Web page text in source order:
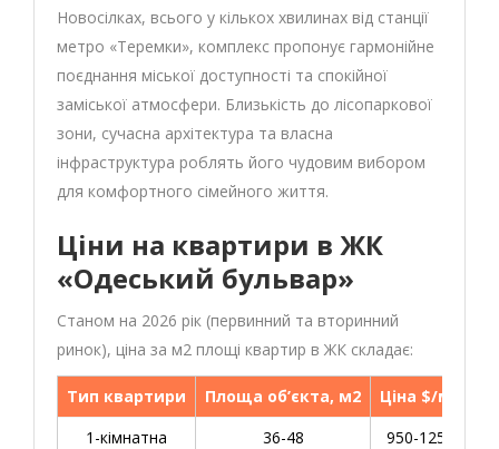
Новосілках, всього у кількох хвилинах від станції
метро «Теремки», комплекс пропонує гармонійне
поєднання міської доступності та спокійної
заміської атмосфери. Близькість до лісопаркової
зони, сучасна архітектура та власна
інфраструктура роблять його чудовим вибором
для комфортного сімейного життя.
Ціни на квартири в ЖК
«Одеський бульвар»
Станом на 2026 рік (первинний та вторинний
ринок), ціна за м2 площі квартир в ЖК складає:
Тип квартири Площа об’єкта, м2
Ціна $/м2
1-кімнатна
36-48
950-1250